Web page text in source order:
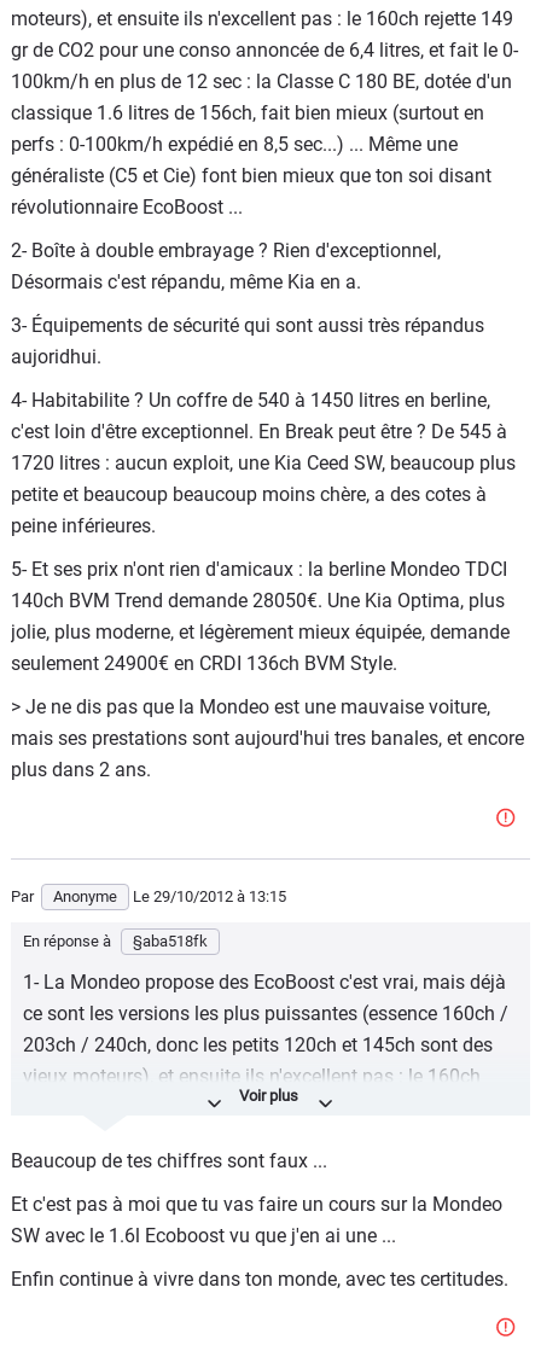
moteurs), et ensuite ils n'excellent pas : le 160ch rejette 149
gr de CO2 pour une conso annoncée de 6,4 litres, et fait le 0-
100km/h en plus de 12 sec : la Classe C 180 BE, dotée d'un
classique 1.6 litres de 156ch, fait bien mieux (surtout en
perfs : 0-100km/h expédié en 8,5 sec...) ... Même une
généraliste (C5 et Cie) font bien mieux que ton soi disant
révolutionnaire EcoBoost ...
2- Boîte à double embrayage ? Rien d'exceptionnel,
Désormais c'est répandu, même Kia en a.
3- Équipements de sécurité qui sont aussi très répandus
aujoridhui.
4- Habitabilite ? Un coffre de 540 à 1450 litres en berline,
c'est loin d'être exceptionnel. En Break peut être ? De 545 à
1720 litres : aucun exploit, une Kia Ceed SW, beaucoup plus
petite et beaucoup beaucoup moins chère, a des cotes à
peine inférieures.
5- Et ses prix n'ont rien d'amicaux : la berline Mondeo TDCI
140ch BVM Trend demande 28050€. Une Kia Optima, plus
jolie, plus moderne, et légèrement mieux équipée, demande
seulement 24900€ en CRDI 136ch BVM Style.
> Je ne dis pas que la Mondeo est une mauvaise voiture,
mais ses prestations sont aujourd'hui tres banales, et encore
plus dans 2 ans.
Par Anonyme Le 29/10/2012 à 13:15
En réponse à §aba518fk
1- La Mondeo propose des EcoBoost c'est vrai, mais déjà
ce sont les versions les plus puissantes (essence 160ch /
203ch / 240ch, donc les petits 120ch et 145ch sont des
vieux moteurs), et ensuite ils n'excellent pas : le 160ch
rejette 149 gr de CO2 pour une conso annoncée de 6,4
180 BE, dotée d'un classique 1.6 litres de 156ch, fait bien
mieux (surtout en perfs : 0-100km/h expédié en 8,5 sec...)
... Même une généraliste (C5 et Cie) font bien mieux que
Beaucoup de tes chiffres sont faux ...
Et c'est pas à moi que tu vas faire un cours sur la Mondeo
SW avec le 1.6l Ecoboost vu que j'en ai une ...
Enfin continue à vivre dans ton monde, avec tes certitudes.